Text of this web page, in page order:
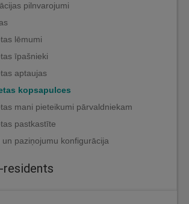
pilnvarojumi
lēmumi
īpašnieki
aptaujas
kopsapulces
mani pieteikumi pārvaldniekam
pastkastīte
un paziņojumu konfigurācija
residents